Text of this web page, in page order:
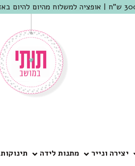
יצירה ונייר מתנות לידה תינוקות